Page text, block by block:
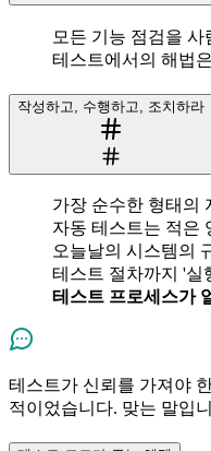
모든 기능 점검을
테스트에서의 해법
작성하고, 수행하고, 조치하라
가장 순수한 형태의
자동 테스트는 적은
오늘날의 시스템의
테스트 절차까지 '실
테스트 프로세스가
테스트가 신뢰를 가져야
적이었습니다. 맞는 말입